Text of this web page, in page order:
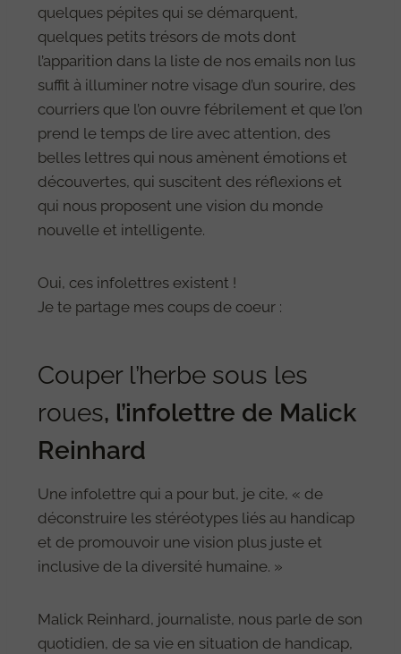
quelques pépites qui se démarquent,
quelques petits trésors de mots dont
l’apparition dans la liste de nos emails non lus
suffit à illuminer notre visage d’un sourire, des
courriers que l’on ouvre fébrilement et que l’on
prend le temps de lire avec attention, des
belles lettres qui nous amènent émotions et
découvertes, qui suscitent des réflexions et
qui nous proposent une vision du monde
nouvelle et intelligente.
Oui, ces infolettres existent !
Je te partage mes coups de coeur :
Couper l’herbe sous les
roues, l’infolettre de Malick
Reinhard
Une infolettre qui a pour but, je cite, « de
déconstruire les stéréotypes liés au handicap
et de promouvoir une vision plus juste et
inclusive de la diversité humaine. »
Malick Reinhard, journaliste, nous parle de son
quotidien, de sa vie en situation de handicap,